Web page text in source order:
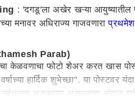
: 'दगडू'ला अखेर खऱ्या आयुष्यातील
मनावर अधिराज्य गाजवणारा
Parab)
केळवणाचा फोटो शेअर करत
हार्दिक शुभेच्छा". या पोस्टवर
अडकणार असल्याचा अंदाज